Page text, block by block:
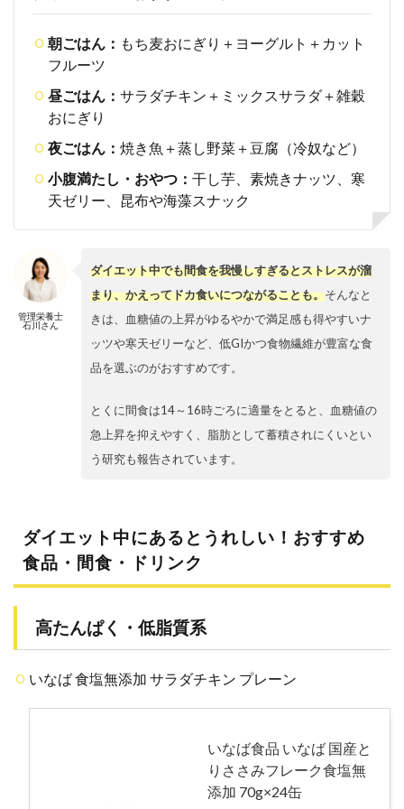
朝ごはん： もち麦おにぎり＋ヨーグルト＋カット
フルーツ
昼ごはん： サラダチキン＋ミックスサラダ＋雑穀
おにぎり
夜ごはん： 焼き魚＋蒸し野菜＋豆腐（冷奴など）
小腹満たし・おやつ： 干し芋、素焼きナッツ、寒
天ゼリー、昆布や海藻スナック
管理栄養士
石川さん
ダイエット中でも間食を我慢しすぎるとストレスが溜
まり、かえってドカ食いにつながることも。そんなと
きは、血糖値の上昇がゆるやかで満足感も得やすいナ
ッツや寒天ゼリーなど、低GIかつ食物繊維が豊富な食
品を選ぶのがおすすめです。
とくに間食は14～16時ごろに適量をとると、血糖値の
急上昇を抑えやすく、脂肪として蓄積されにくいとい
う研究も報告されています。
ダイエット中にあるとうれしい！おすすめ
食品・間食・ドリンク
高たんぱく・低脂質系
いなば 食塩無添加 サラダチキン プレーン
いなば食品 いなば 国産と
りささみフレーク食塩無
添加 70g×24缶